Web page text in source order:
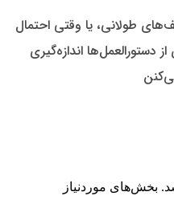
طولانی، یا وقتی احتمال
دستورالعمل‌ها اندازه‌گیری
بخش‌های موردنیاز